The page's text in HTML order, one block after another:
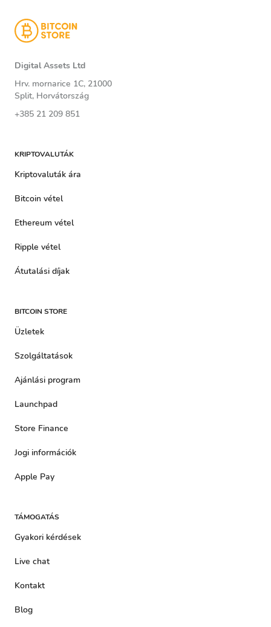
Digital Assets Ltd
Hrv. mornarice 1C, 21000
Split, Horvátország
+385 21 209 851
KRIPTOVALUTÁK
Kriptovaluták ára
Bitcoin vétel
Ethereum vétel
Ripple vétel
Átutalási díjak
BITCOIN STORE
Üzletek
Szolgáltatások
Ajánlási program
Launchpad
Store Finance
Jogi információk
Apple Pay
TÁMOGATÁS
Gyakori kérdések
Live chat
Kontakt
Blog